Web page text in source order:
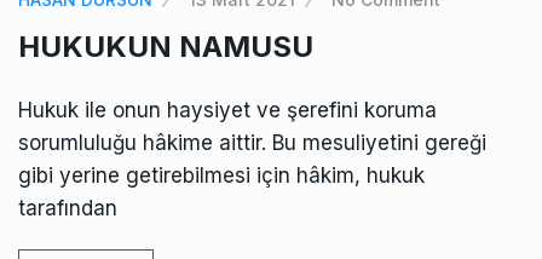
HUKUKUN NAMUSU
Hukuk ile onun haysiyet ve şerefini koruma
sorumluluğu hâkime aittir. Bu mesuliyetini gereği
gibi yerine getirebilmesi için hâkim, hukuk
tarafından